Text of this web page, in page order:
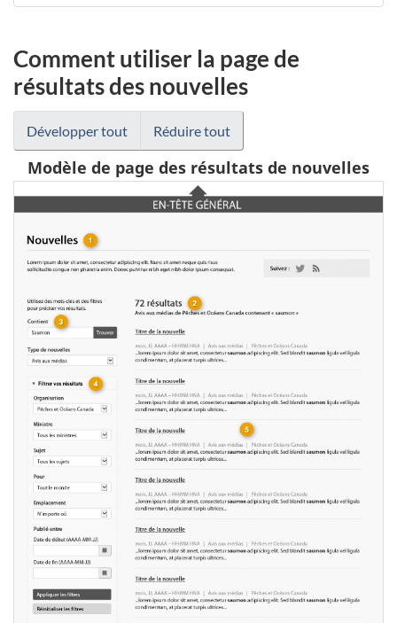
Comment utiliser la page de
résultats des nouvelles
Développer tout Réduire tout
Modèle de page des résultats de nouvelles